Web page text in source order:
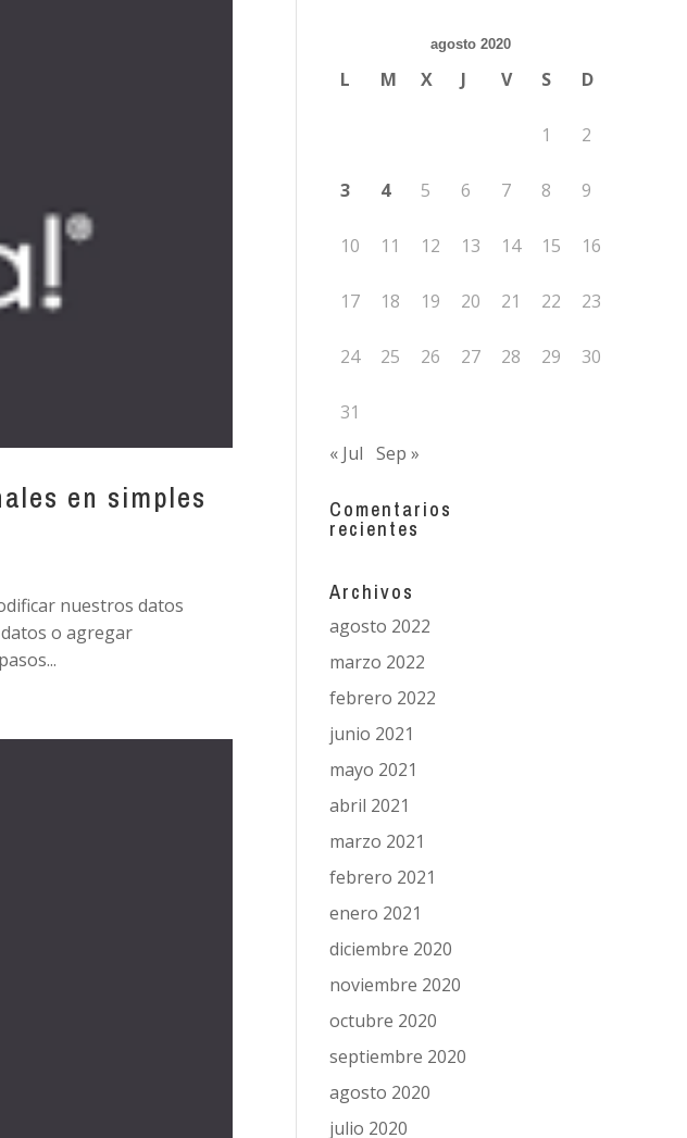
en simples
nuestros datos
o agregar
agosto 2020
L M X J V S D
1 2
3 4 5 6 7 8 9
10 11 12 13 14 15 16
17 18 19 20 21 22 23
24 25 26 27 28 29 30
31
« Jul Sep »
Comentarios
recientes
Archivos
agosto 2022
marzo 2022
febrero 2022
junio 2021
mayo 2021
abril 2021
marzo 2021
febrero 2021
enero 2021
diciembre 2020
noviembre 2020
octubre 2020
septiembre 2020
agosto 2020
julio 2020